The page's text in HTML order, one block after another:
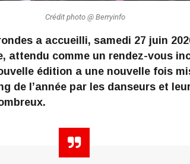
Crédit photo @ Berryinfo
a accueilli, samedi 27 juin
attendu comme un rendez-vous
édition a une nouvelle fois
de l’année par les danseurs et